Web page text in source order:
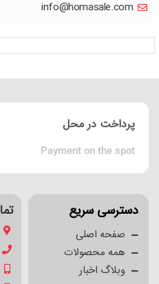
info@homasale.com
پرداخت در محل
Payment on the spot
دسترسی سریع
صفحه اصلی
همه محصولات
وبلاگ اخبار